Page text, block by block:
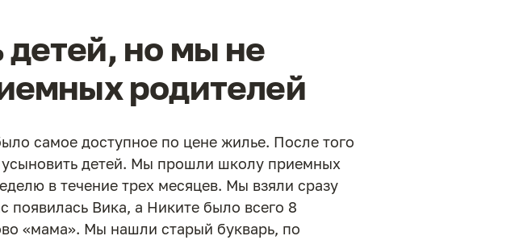
но мы не
родителей
самое доступное по цене жилье. После того
детей. Мы прошли школу приемных
в течение трех месяцев. Мы взяли сразу
появилась Вика, а Никите было всего 8
«мама». Мы нашли старый букварь, по